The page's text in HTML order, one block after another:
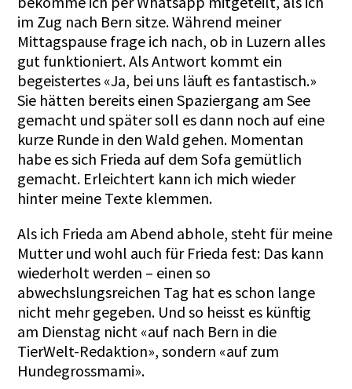
im Zug nach Bern sitze. Während meiner
Mittagspause frage ich nach, ob in Luzern alles
gut funktioniert. Als Antwort kommt ein
begeistertes «Ja, bei uns läuft es fantastisch.»
Sie hätten bereits einen Spaziergang am See
gemacht und später soll es dann noch auf eine
kurze Runde in den Wald gehen. Momentan
habe es sich Frieda auf dem Sofa gemütlich
gemacht. Erleichtert kann ich mich wieder
hinter meine Texte klemmen.
Als ich Frieda am Abend abhole, steht für meine
Mutter und wohl auch für Frieda fest: Das kann
wiederholt werden – einen so
abwechslungsreichen Tag hat es schon lange
nicht mehr gegeben. Und so heisst es künftig
am Dienstag nicht «auf nach Bern in die
TierWelt-Redaktion», sondern «auf zum
Hundegrossmami».